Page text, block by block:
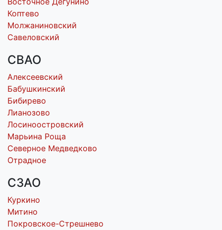
Коптево
Молжаниновский
Савеловский
СВАО
Алексеевский
Бабушкинский
Бибирево
Лианозово
Лосиноостровский
Марьина Роща
Северное Медведково
Отрадное
СЗАО
Куркино
Митино
Покровское-Стрешнево